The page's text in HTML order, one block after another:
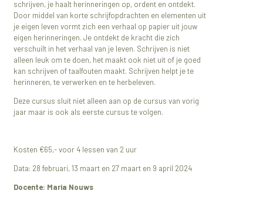
schrijven, je haalt herinneringen op, ordent en ontdekt.
Door middel van korte schrijfopdrachten en elementen uit
je eigen leven vormt zich een verhaal op papier uit jouw
eigen herinneringen. Je ontdekt de kracht die zich
verschuilt in het verhaal van je leven. Schrijven is niet
alleen leuk om te doen, het maakt ook niet uit of je goed
kan schrijven of taalfouten maakt. Schrijven helpt je te
herinneren, te verwerken en te herbeleven.
Deze cursus sluit niet alleen aan op de cursus van vorig
jaar maar is ook als eerste cursus te volgen.
Kosten €65,- voor 4 lessen van 2 uur
Data: 28 februari, 13 maart en 27 maart en 9 april 2024
Docente: Maria Nouws